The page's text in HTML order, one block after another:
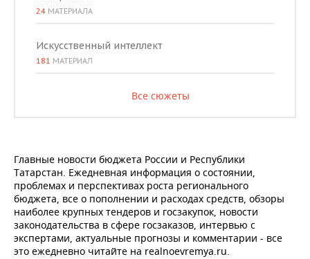
24 МАТЕРИАЛА
Искусственный интеллект
181 МАТЕРИАЛ
Все сюжеты
Главные новости бюджета России и Республики
Татарстан. Ежедневная информация о состоянии,
проблемах и перспективах роста регионального
бюджета, все о пополнении и расходах средств, обзоры
наиболее крупных тендеров и госзакупок, новости
законодательства в сфере госзаказов, интервью с
экспертами, актуальные прогнозы и комментарии - все
это ежедневно читайте на realnoevremya.ru.